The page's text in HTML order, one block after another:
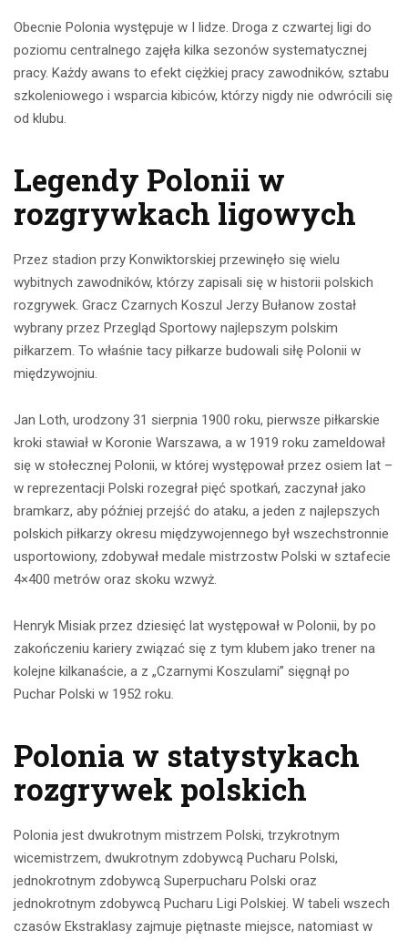
Obecnie Polonia występuje w I lidze. Droga z czwartej ligi do
poziomu centralnego zajęła kilka sezonów systematycznej
pracy. Każdy awans to efekt ciężkiej pracy zawodników, sztabu
szkoleniowego i wsparcia kibiców, którzy nigdy nie odwrócili się
od klubu.
Legendy Polonii w
rozgrywkach ligowych
Przez stadion przy Konwiktorskiej przewinęło się wielu
wybitnych zawodników, którzy zapisali się w historii polskich
rozgrywek. Gracz Czarnych Koszul Jerzy Bułanow został
wybrany przez Przegląd Sportowy najlepszym polskim
piłkarzem. To właśnie tacy piłkarze budowali siłę Polonii w
międzywojniu.
Jan Loth, urodzony 31 sierpnia 1900 roku, pierwsze piłkarskie
kroki stawiał w Koronie Warszawa, a w 1919 roku zameldował
się w stołecznej Polonii, w której występował przez osiem lat –
w reprezentacji Polski rozegrał pięć spotkań, zaczynał jako
bramkarz, aby później przejść do ataku, a jeden z najlepszych
polskich piłkarzy okresu międzywojennego był wszechstronnie
usportowiony, zdobywał medale mistrzostw Polski w sztafecie
4×400 metrów oraz skoku wzwyż.
Henryk Misiak przez dziesięć lat występował w Polonii, by po
zakończeniu kariery związać się z tym klubem jako trener na
kolejne kilkanaście, a z „Czarnymi Koszulami” sięgnął po
Puchar Polski w 1952 roku.
Polonia w statystykach
rozgrywek polskich
Polonia jest dwukrotnym mistrzem Polski, trzykrotnym
wicemistrzem, dwukrotnym zdobywcą Pucharu Polski,
jednokrotnym zdobywcą Superpucharu Polski oraz
jednokrotnym zdobywcą Pucharu Ligi Polskiej. W tabeli wszech
czasów Ekstraklasy zajmuje piętnaste miejsce, natomiast w